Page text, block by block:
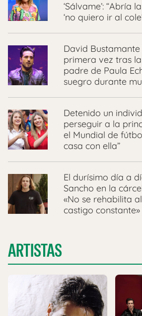
‘Sálvame’: “Abría
‘no quiero ir al
David
primera vez tras
padre de Paula
suegro durante
Detenido un
perseguir a la
el Mundial de
casa con ella”
El durísimo día a
Sancho en la
«No se rehabilita
castigo constante»
ARTISTAS